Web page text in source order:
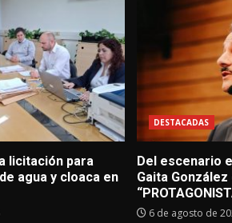
licitación para
agua y cloaca en
DESTACADAS
Del escenario
Gaita
6 de agosto de